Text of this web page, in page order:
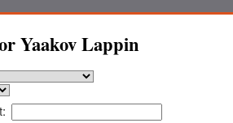
Yaakov Lappin